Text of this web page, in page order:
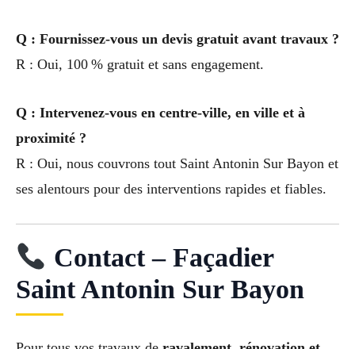
Q : Fournissez-vous un devis gratuit avant travaux ?
R : Oui, 100 % gratuit et sans engagement.
Q : Intervenez-vous en centre-ville, en ville et à
proximité ?
R : Oui, nous couvrons tout Saint Antonin Sur Bayon et
ses alentours pour des interventions rapides et fiables.
Contact – Façadier
Saint Antonin Sur Bayon